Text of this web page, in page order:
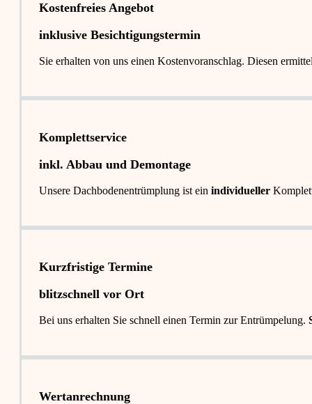
Kostenfreies Angebot
inklusive Besichtigungstermin
Sie erhalten von uns einen Kostenvoranschlag. Diesen
Komplettservice​
inkl. Abbau und Demontage​
Unsere Dachbodenentrümplung ist ein individueller
Kurzfristige Termine​
blitzschnell vor Ort
Bei uns erhalten Sie schnell einen Termin zur Entrümpelung.
Wertanrechnung